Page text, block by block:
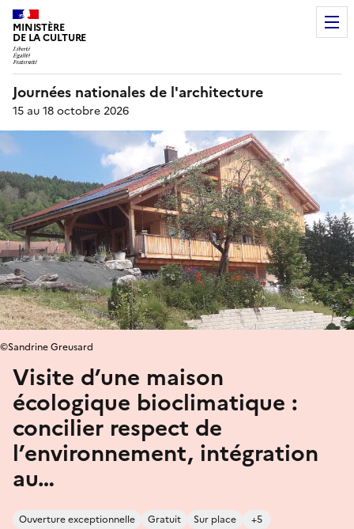
MINISTÈRE
DE LA CULTURE
Journées nationales de l'architecture
15 au 18 octobre 2026
Visite d’une maison
écologique bioclimatique :
concilier respect de
l’environnement, intégration
au…
Ouverture exceptionnelle Gratuit Sur place +5
©Sandrine Greusard